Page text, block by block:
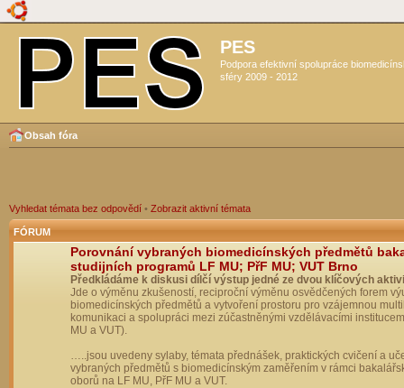
PES
Podpora efektivní spolupráce
sféry 2009 - 2012
Obsah fóra
Vyhledat témata bez odpovědí • Zobrazit aktivní témata
FÓRUM
Porovnání vybraných biomedicínských předmětů
studijních programů LF MU; PřF MU; VUT Brno
Předkládáme k diskusi dílčí výstup jedné ze dvou klíčových
Jde o výměnu zkušeností, reciproční výměnu osvědčených forem
biomedicínských předmětů a vytvoření prostoru pro vzájemnou
komunikaci a spolupráci mezi zúčastněnými vzdělávacími
MU a VUT).
…..jsou uvedeny sylaby, témata přednášek, praktických cvičení a
vybraných předmětů s biomedicínským zaměřením v rámci
oborů na LF MU, PřF MU a VUT.